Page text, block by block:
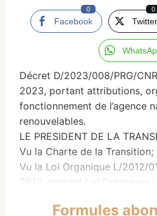
Facebook
0
Twitter
0
Décret D/2023/008/PRG/
2023, portant attributions,
fonctionnement de l’agence
renouvelables.
LE PRESIDENT DE LA
Vu la Charte de la Transition;
Vu la Loi Organique L/2012/
2012, portant Loi Organique
Vu la Loi L/2017/056/AN du
Formules